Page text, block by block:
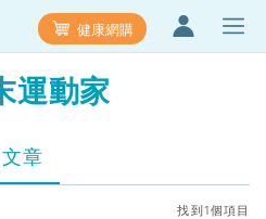
健康網購
運動家
文章
找到1個項目